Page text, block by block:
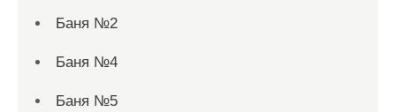
Баня №2
Баня №4
Баня №5